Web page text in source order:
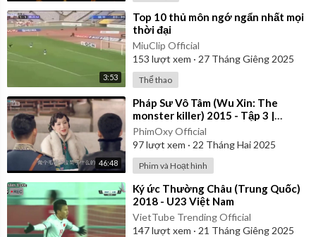
3:53
⁣Top 10 thủ môn ngớ ngẩn nhất mọi
thời đại
MiuClip Official
153 lượt xem · 27 Tháng Giêng 2025
Thể thao
46:48
⁣Pháp Sư Vô Tâm (Wu Xin: The
monster killer) 2015 - Tập 3 |
Thuyết Minh
PhimOxy Official
97lượt xem · 22 Tháng Hai 2025
Phim và Hoạt hình
⁣Ký ức Thường Châu (Trung Quốc)
2018 - U23 Việt Nam
VietTube Trending Official
147lượt xem · 21 Tháng Giêng 2025